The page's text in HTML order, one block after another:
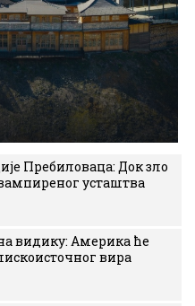
Пребиловаца: Док зло
усташтва
видику: Америка ће
вира